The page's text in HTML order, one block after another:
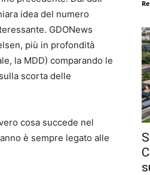
idea del numero
GDONews
più in profondità
la MDD) comparando le
scorta delle
cosa succede nel
è sempre legato alle